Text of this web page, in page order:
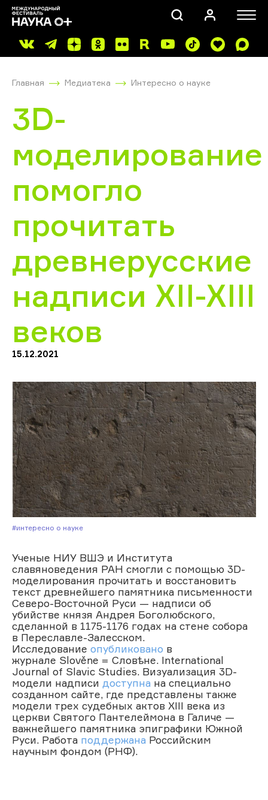
ПОИСК
Главная Медиатека Интересно о науке
3D-
моделирование
помогло
прочитать
древнерусские
надписи XII-XIII
веков
15.12.2021
#Интересно о науке
Ученые НИУ ВШЭ и Института
славяноведения РАН смогли с помощью 3D-
моделирования прочитать и восстановить
текст древнейшего памятника письменности
Северо-Восточной Руси — надписи об
убийстве князя Андрея Боголюбского,
сделанной в 1175-1176 годах на стене собора
в Переславле-Залесском.
Исследование опубликовано в
журнале Slověne = Словѣне. International
Journal of Slavic Studies. Визуализация 3D-
модели надписи доступна на специально
созданном сайте, где представлены также
модели трех судебных актов XIII века из
церкви Святого Пантелеймона в Галиче —
важнейшего памятника эпиграфики Южной
Руси. Работа поддержана Российским
научным фондом (РНФ).